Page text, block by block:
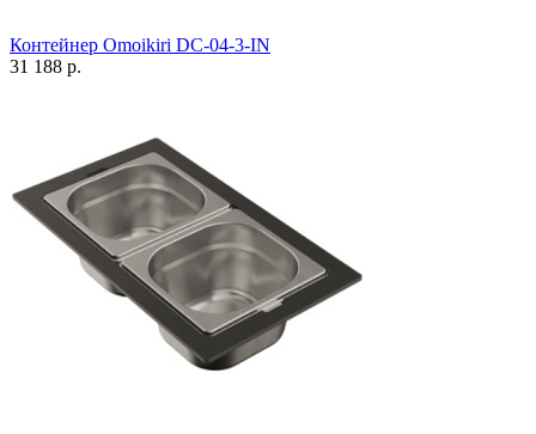
Контейнер Omoikiri DC-04-3-IN
31 188 р.